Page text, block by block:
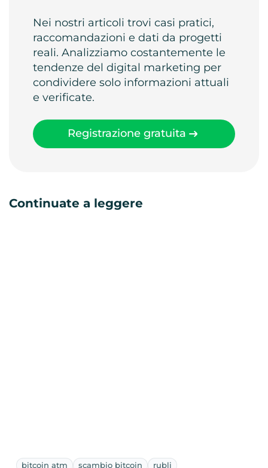
Nei nostri articoli trovi casi pratici,
raccomandazioni e dati da progetti
reali. Analizziamo costantemente le
tendenze del digital marketing per
condividere solo informazioni attuali
e verificate.
Registrazione gratuita
Continuate a leggere
bitcoin atm scambio bitcoin rubli